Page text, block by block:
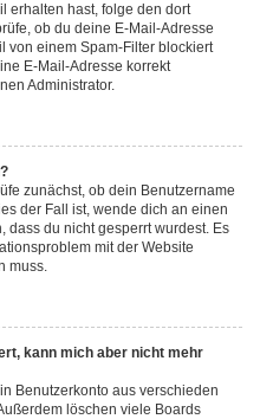
erhalten hast, folge den dort
ob du deine E-Mail-Adresse
von einem Spam-Filter blockiert
E-Mail-Adresse korrekt
Administrator.
zunächst, ob dein Benutzername
der Fall ist, wende dich an einen
dass du nicht gesperrt wurdest. Es
mit der Website
muss.
kann mich aber nicht mehr
Benutzerkonto aus verschieden
löschen viele Boards